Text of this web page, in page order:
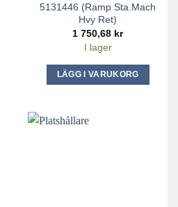
5131446 (Ramp Sta.Mach
Hvy Ret)
1 750,68 kr
I lager
LÄGG I VARUKORG